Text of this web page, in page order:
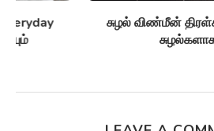
சுழல் விண்மீன் திரள்கள்
சுழல்களாக